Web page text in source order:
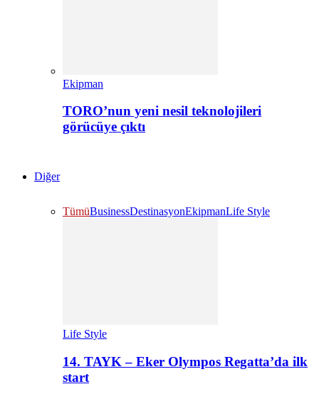
Ekipman
TORO’nun yeni nesil teknolojileri
görücüye çıktı
Diğer
TümüBusinessDestinasyonEkipmanLife Style
Life Style
14. TAYK – Eker Olympos Regatta’da ilk
start